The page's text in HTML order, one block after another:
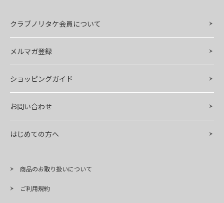
クラブノリタケ会員について
メルマガ登録
ショッピングガイド
お問い合わせ
はじめての方へ
商品のお取り扱いについて
ご利用規約